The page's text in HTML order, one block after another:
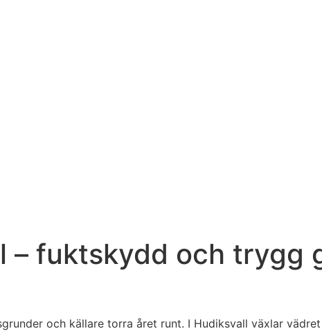
– fuktskydd och trygg
och källare torra året runt. I Hudiksvall växlar